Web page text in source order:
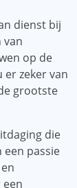
dienst bij
van
op de
zeker van
grootste
die
passie